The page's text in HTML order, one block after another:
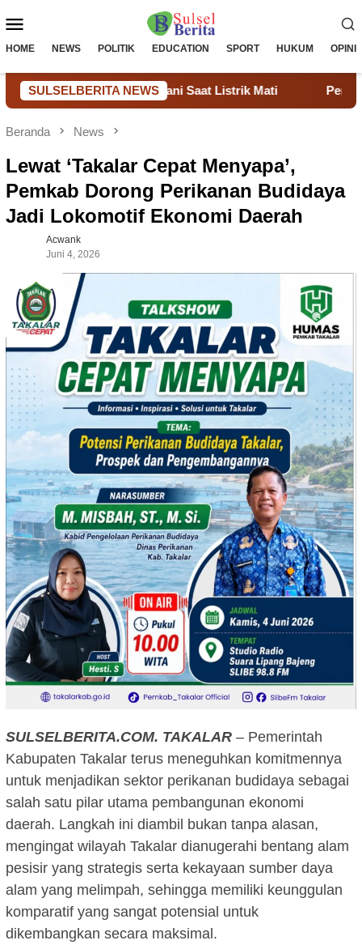
ke
Mobile
HOME NEWS POLITIK EDUCATION SPORT HUKUM OPINI
SULSELBERITA NEWS
Tetap Melayani Saat Listrik Mati Pengadaan Sistem
Beranda News
Lewat ‘Takalar Cepat Menyapa’,
Pemkab Dorong Perikanan Budidaya
Jadi Lokomotif Ekonomi Daerah
Acwank
Juni 4, 2026
SULSELBERITA.COM. TAKALAR – Pemerintah
Kabupaten Takalar terus meneguhkan komitmennya
untuk menjadikan sektor perikanan budidaya sebagai
salah satu pilar utama pembangunan ekonomi
daerah. Langkah ini diambil bukan tanpa alasan,
mengingat wilayah Takalar dianugerahi bentang alam
pesisir yang strategis serta kekayaan sumber daya
alam yang melimpah, sehingga memiliki keunggulan
komparatif yang sangat potensial untuk
dikembangkan secara maksimal.